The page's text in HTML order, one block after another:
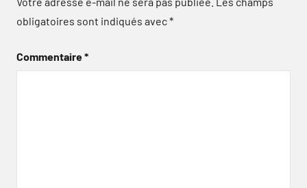
obligatoires sont indiqués avec*
Commentaire*